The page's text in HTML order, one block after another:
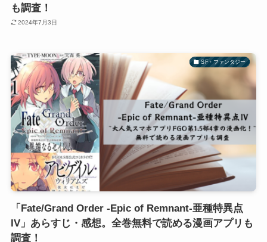
も調査！
2024年7月3日
SF・ファンタジー
「Fate/Grand Order -Epic of Remnant-亜種特異点
IV」あらすじ・感想。全巻無料で読める漫画アプリも
調査！